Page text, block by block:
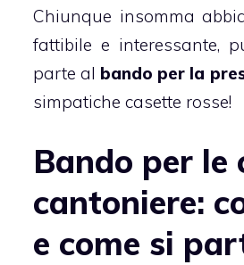
Chiunque insomma
fattibile e interessante,
parte al bando per la
simpatiche casette rosse!
Bando per le
cantoniere:
e come si